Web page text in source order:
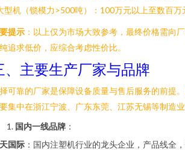
型机（锁模力>500吨）：100万元以上至数百万
提示 ：以上仅为市场大致参考，最终价格需向
追求低价，应综合考虑性价比。
、主要生产厂家与品牌
可靠的厂家是保障设备质量与售后服务的前提
集中在浙江宁波、广东东莞、江苏无锡等制造业
国内一线品牌 ：
国际 ：国内注塑机行业的龙头企业，产品线全